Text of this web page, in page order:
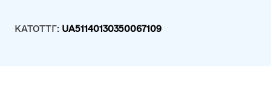
КАТОТТГ: UA51140130350067109